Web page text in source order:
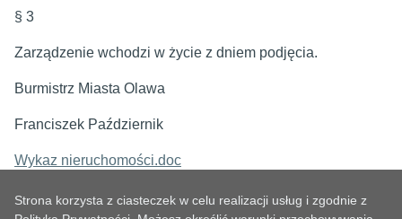
§ 3
Zarządzenie wchodzi w życie z dniem podjęcia.
Burmistrz Miasta Olawa
Franciszek Październik
Wykaz nieruchomości.doc
Strona korzysta z ciasteczek w celu realizacji usług i zgodnie z